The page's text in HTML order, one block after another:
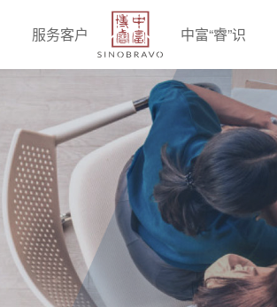
服务客户 中富“睿”识